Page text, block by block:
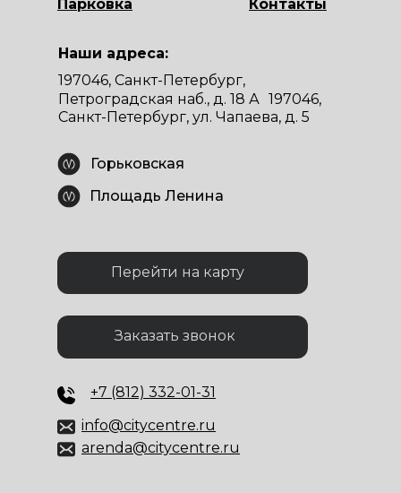
Наши адреса:
197046, Санкт-Петербург,
Петроградская наб., д. 18 А 197046,
Санкт-Петербург, ул. Чапаева, д. 5
+7 (812) 332-01-31
info@citycentre.ru
arenda@citycentre.ru
Парковка Контакты
Горьковская
Площадь Ленина
Заказать звонок
Перейти на карту